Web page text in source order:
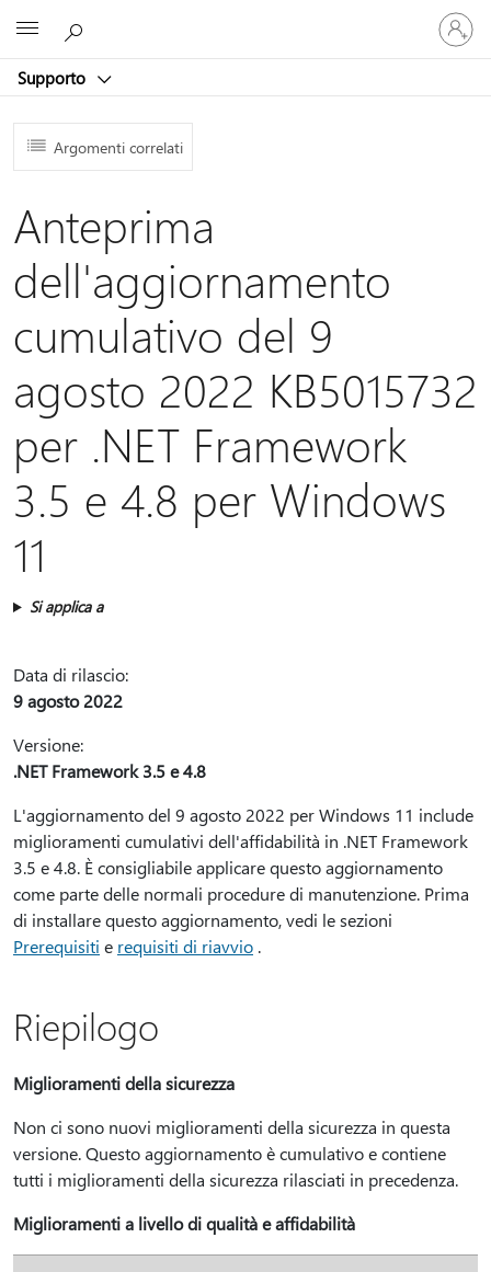
Supporto
Accedi
con
il
account
Argomenti correlati
Anteprima
dell'aggiornamento
cumulativo del 9
agosto 2022 KB5015732
per .NET Framework
3.5 e 4.8 per Windows
11
Si applica a
Data di rilascio:
9 agosto 2022
Versione:
.NET Framework 3.5 e 4.8
L'aggiornamento del 9 agosto 2022 per Windows 11 include
miglioramenti cumulativi dell'affidabilità in .NET Framework
3.5 e 4.8. È consigliabile applicare questo aggiornamento
come parte delle normali procedure di manutenzione. Prima
di installare questo aggiornamento, vedi le sezioni
Prerequisiti e requisiti di riavvio .
Riepilogo
Miglioramenti della sicurezza
Non ci sono nuovi miglioramenti della sicurezza in questa
versione. Questo aggiornamento è cumulativo e contiene
tutti i miglioramenti della sicurezza rilasciati in precedenza.
Miglioramenti a livello di qualità e affidabilità